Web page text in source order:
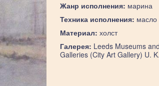
Жанр исполнения: марина
Техника исполнения: масло
Материал: холст
Галерея: Leeds Museums
Galleries (City Art Gallery) U.